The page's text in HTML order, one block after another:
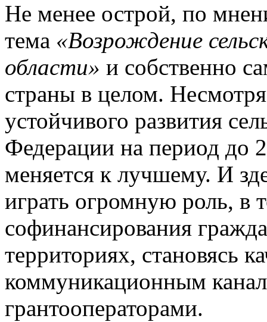
Не менее острой, по
тема «Возрождение
области» и собственно
страны в целом.
устойчивого развития
Федерации на период до
меняется к лучшему. И
играть огромную роль, в
софинансирования
территориях, становясь
коммуникационным
грантооператорами.